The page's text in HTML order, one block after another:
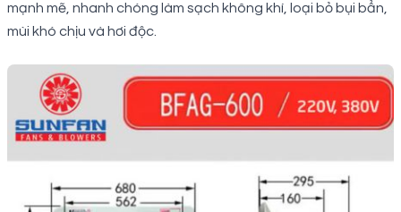
mạnh mẽ, nhanh chóng làm sạch không khí, loại bỏ bụi bẩn,
mùi khó chịu và hơi độc.